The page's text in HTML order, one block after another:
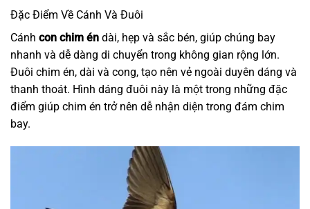
Đặc Điểm Về Cánh Và Đuôi
Cánh con chim én dài, hẹp và sắc bén, giúp chúng bay
nhanh và dễ dàng di chuyển trong không gian rộng lớn.
Đuôi chim én, dài và cong, tạo nên vẻ ngoài duyên dáng và
thanh thoát. Hình dáng đuôi này là một trong những đặc
điểm giúp chim én trở nên dễ nhận diện trong đám chim
bay.